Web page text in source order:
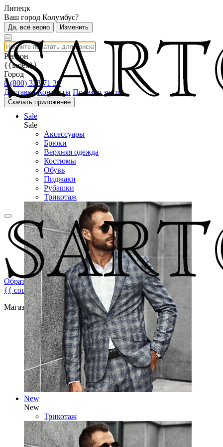
Липецк
Ваш город Колумбус?
Да, всё верно Изменить
Регион
{{index}}
Город
8 (800) 333 71 30
Доставка Контакты Полезно знать
Скачать приложение
Обратная связь
{{ count }}
Магазин брендовой мужской одежды
Sale
Sale
Аксессуары
Брюки
Верхняя одежда
Костюмы
Обувь
Пиджаки
Рубашки
Трикотаж
New
New
Трикотаж